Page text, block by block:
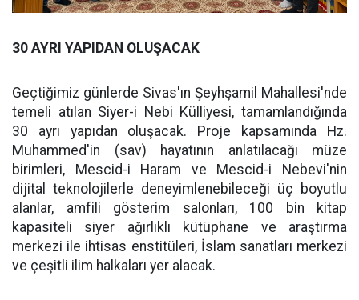
30 AYRI YAPIDAN OLUŞACAK
Geçtiğimiz günlerde Sivas'ın Şeyhşamil Mahallesi'nde
temeli atılan Siyer-i Nebi Külliyesi, tamamlandığında
30 ayrı yapıdan oluşacak. Proje kapsamında Hz.
Muhammed'in (sav) hayatının anlatılacağı müze
birimleri, Mescid-i Haram ve Mescid-i Nebevi'nin
dijital teknolojilerle deneyimlenebileceği üç boyutlu
alanlar, amfili gösterim salonları, 100 bin kitap
kapasiteli siyer ağırlıklı kütüphane ve araştırma
merkezi ile ihtisas enstitüleri, İslam sanatları merkezi
ve çeşitli ilim halkaları yer alacak.